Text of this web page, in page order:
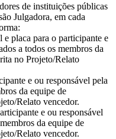
de instituições públicas
Julgadora, em cada
e placa para o participante e
a todos os membros da
no Projeto/Relato
e ou responsável pela
da equipe de
Relato vencedor.
e ou responsável
da equipe de
Relato vencedor.